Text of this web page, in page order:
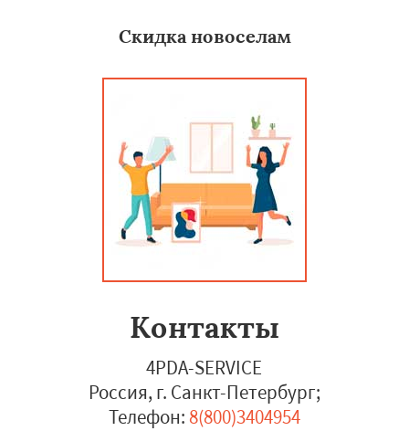
Скидка новоселам
Контакты
4PDA-SERVICE
Россия, г. Санкт-Петербург;
Телефон: 8(800)3404954